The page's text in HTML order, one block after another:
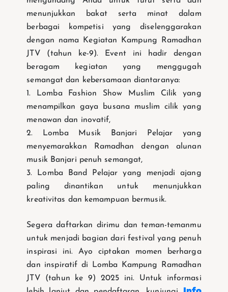
menunjukkan bakat serta minat dalam
berbagai kompetisi yang diselenggarakan
dengan nama Kegiatan Kampung Ramadhan
JTV (tahun ke-9). Event ini hadir dengan
beragam kegiatan yang menggugah
semangat dan kebersamaan diantaranya:
1. Lomba Fashion Show Muslim Cilik yang
menampilkan gaya busana muslim cilik yang
menawan dan inovatif,
2. Lomba Musik Banjari Pelajar yang
menyemarakkan Ramadhan dengan alunan
musik Banjari penuh semangat,
3. Lomba Band Pelajar yang menjadi ajang
paling dinantikan untuk menunjukkan
kreativitas dan kemampuan bermusik.
Segera daftarkan dirimu dan teman-temanmu
untuk menjadi bagian dari festival yang penuh
inspirasi ini. Ayo ciptakan momen berharga
dan inspiratif di Lomba Kampung Ramadhan
JTV (tahun ke 9) 2025 ini. Untuk informasi